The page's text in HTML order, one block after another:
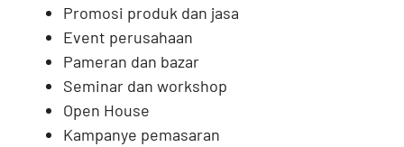
Promosi produk dan jasa
Event perusahaan
Pameran dan bazar
Seminar dan workshop
Open House
Kampanye pemasaran